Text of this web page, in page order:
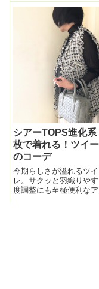
スアップブーツ：
休日コーデ。完全ゆるっ
系で。今日着ているニッ
天で見つけたもの。この
シアーTOPS進化
枚で着れる！ツイ
のコーデ
今期らしさが溢れるツ
レ。サクッと羽織りや
度調整にも至極便利な
ム。袖が無くても一応